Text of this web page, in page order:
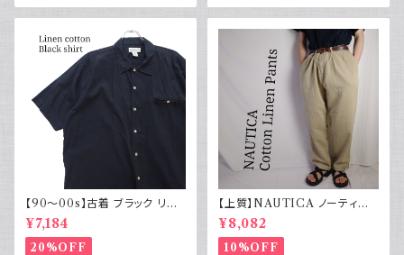
【90～00s】古着 ブラック リネ
ンコットンシャツ 黒 ボックスシ
ルエット
¥7,184
20%OFF
【上質】NAUTICA ノーティカ
コットンリネンパンツ ツータック
¥8,082
10%OFF